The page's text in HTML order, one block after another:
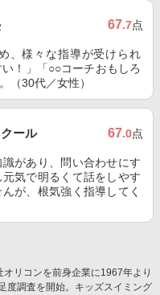
67.7点
、様々な指導が受けられ
！」「○○コーチおもしろ
（30代／女性）
ール 67.0点
があり、問い合わせにす
気で明るくて話をしやす
が、根気強く指導してく
リコンを前身企業に1967年より
度調査を開始。キッズスイミング